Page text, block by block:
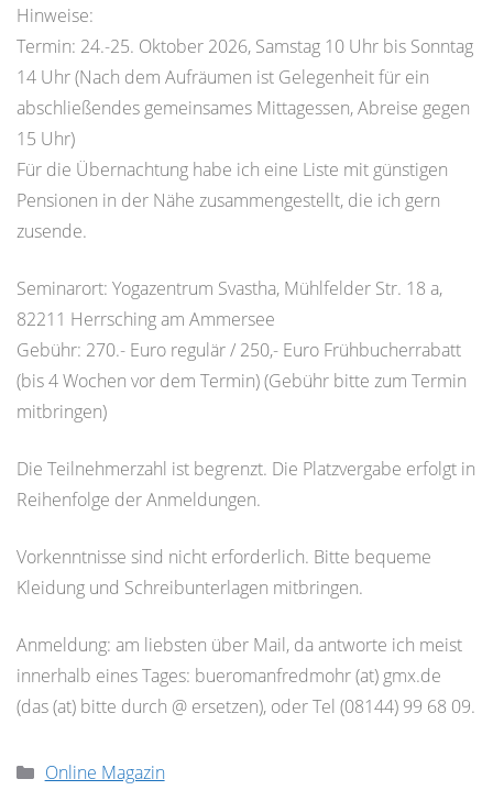
Hinweise:
Termin: 24.-25. Oktober 2026, Samstag 10 Uhr bis Sonntag
14 Uhr (Nach dem Aufräumen ist Gelegenheit für ein
abschließendes gemeinsames Mittagessen, Abreise gegen
15 Uhr)
Für die Übernachtung habe ich eine Liste mit günstigen
Pensionen in der Nähe zusammengestellt, die ich gern
zusende.
Seminarort: Yogazentrum Svastha, Mühlfelder Str. 18 a,
82211 Herrsching am Ammersee
Gebühr: 270.- Euro regulär / 250,- Euro Frühbucherrabatt
(bis 4 Wochen vor dem Termin) (Gebühr bitte zum Termin
mitbringen)
Die Teilnehmerzahl ist begrenzt. Die Platzvergabe erfolgt in
Reihenfolge der Anmeldungen.
Vorkenntnisse sind nicht erforderlich. Bitte bequeme
Kleidung und Schreibunterlagen mitbringen.
Anmeldung: am liebsten über Mail, da antworte ich meist
innerhalb eines Tages: bueromanfredmohr (at) gmx.de
(das (at) bitte durch @ ersetzen), oder Tel (08144) 99 68 09.
Kategorien
Online Magazin